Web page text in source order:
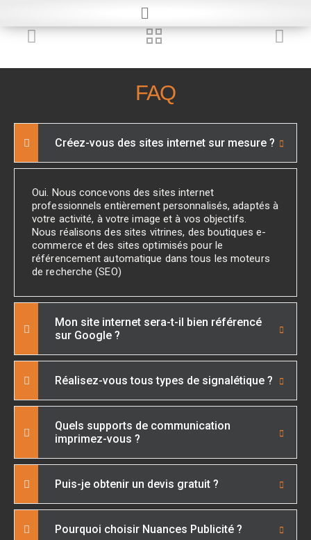
FAQ
Créez-vous des sites internet sur mesure ?
Oui. Nous concevons des sites internet
professionnels entièrement personnalisés, adaptés à
votre activité, à votre image et à vos objectifs.
Nous réalisons des sites vitrines, des boutiques e-
commerce et des sites optimisés pour le
référencement automatique dans tous les moteurs
de recherche (SEO)
Mon site internet sera-t-il bien référencé
sur Google ?
Réalisez-vous tous types de signalétique ?
Quels supports de communication
imprimez-vous ?
Puis-je obtenir un devis gratuit ?
Pourquoi choisir Nuances Publicité ?